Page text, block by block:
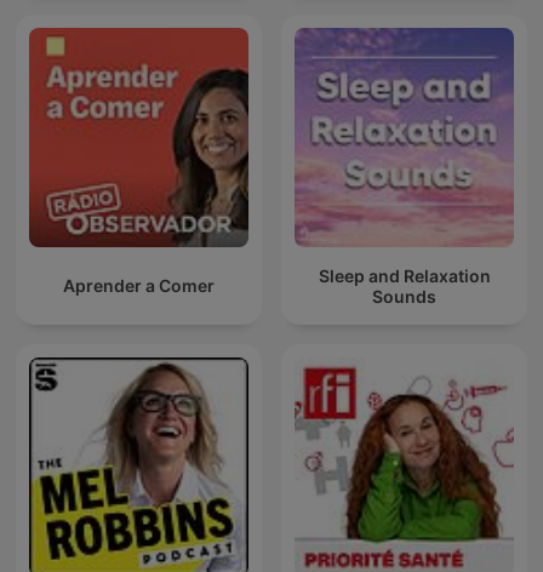
Aprender a Comer
Sleep and Relaxation
Sounds